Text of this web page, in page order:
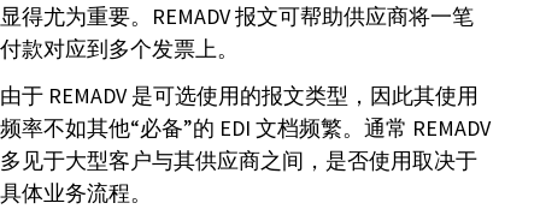
显得尤为重要。REMADV 报文可帮助供应商将一笔
付款对应到多个发票上。
由于 REMADV 是可选使用的报文类型，因此其使用
频率不如其他“必备”的 EDI 文档频繁。通常 REMADV
多见于大型客户与其供应商之间，是否使用取决于
具体业务流程。